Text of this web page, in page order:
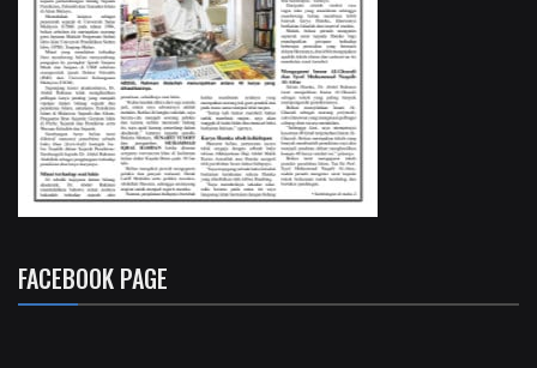
FACEBOOK PAGE